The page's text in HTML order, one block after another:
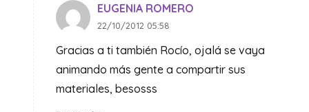
EUGENIA ROMERO
22/10/2012 05:58
Gracias a ti también Rocío, ojalá se vaya
animando más gente a compartir sus
materiales, besosss